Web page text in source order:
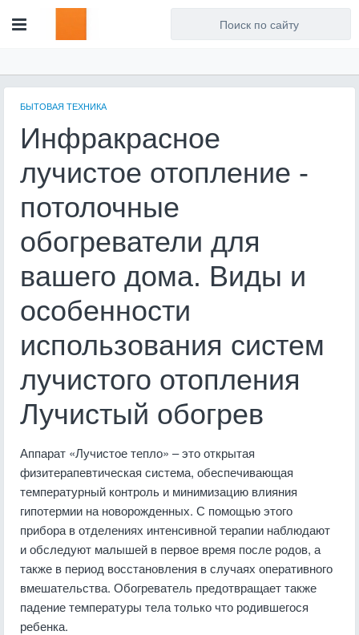
БЫТОВАЯ ТЕХНИКА
Инфракрасное
лучистое отопление -
потолочные
обогреватели для
вашего дома. Виды и
особенности
использования систем
лучистого отопления
Лучистый обогрев
Аппарат «Лучистое тепло» – это открытая
физитерапевтическая система, обеспечивающая
температурный контроль и минимизацию влияния
гипотермии на новорожденных. С помощью этого
прибора в отделениях интенсивной терапии наблюдают
и обследуют малышей в первое время после родов, а
также в период восстановления в случаях оперативного
вмешательства. Обогреватель предотвращает также
падение температуры тела только что родившегося
ребенка.
Для любых предложений по
сайту: artist71@cp9.ru